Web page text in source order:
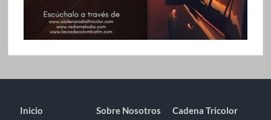
Inicio Sobre Nosotros Cadena Tricolor